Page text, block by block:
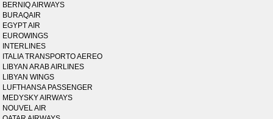
BERNIQ AIRWAYS
BURAQAIR
EGYPT AIR
EUROWINGS
INTERLINES
ITALIA TRANSPORTO AEREO
LIBYAN ARAB AIRLINES
LIBYAN WINGS
LUFTHANSA PASSENGER
MEDYSKY AIRWAYS
NOUVEL AIR